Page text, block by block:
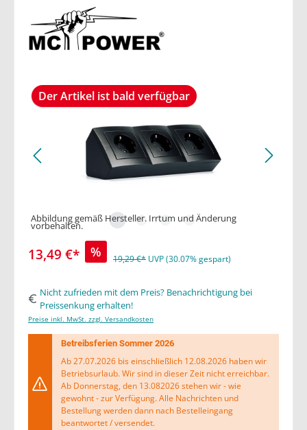
Der Artikel ist bald verfügbar
Abbildung gemäß Hersteller. Irrtum und Änderung
vorbehalten.
13,49 €* % 19,29 €* UVP (30.07% gespart)
Nicht zufrieden mit dem Preis? Benachrichtigung bei
Preissenkung erhalten!
Preise inkl. MwSt. zzgl. Versandkosten
Betreibsferien Sommer 2026
Ab 27.07.2026 bis einschließlich 12.08.2026 haben wir
Betriebsurlaub. Wir sind in dieser Zeit nicht erreichbar.
Ab Donnerstag, den 13.082026 stehen wir - wie
gewohnt - zur Verfügung. Alle Nachrichten und
Bestellung werden dann nach Bestelleingang
beantwortet / versendet.